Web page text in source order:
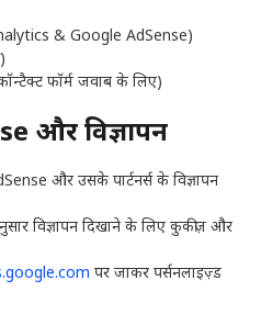
& Google AdSense)
कॉन्टैक्ट फॉर्म जवाब के लिए)
और विज्ञापन
और उसके पार्टनर्स के विज्ञापन
विज्ञापन दिखाने के लिए कुकीज़ और
पर जाकर पर्सनलाइज़्ड